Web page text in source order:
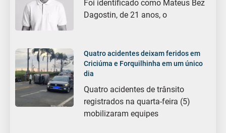
Foi identificado como Mateus Bez
Dagostin, de 21 anos, o
Quatro acidentes deixam feridos em
Criciúma e Forquilhinha em um único
dia
Quatro acidentes de trânsito
registrados na quarta-feira (5)
mobilizaram equipes